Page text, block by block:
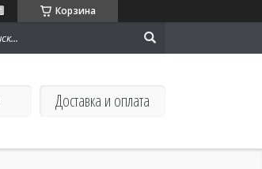
Корзина
Доставка и оплата